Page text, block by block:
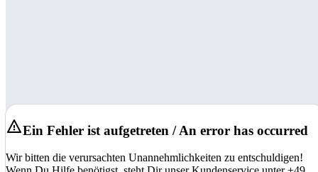
Ein Fehler ist aufgetreten / An error has occurred
Wir bitten die verursachten Unannehmlichkeiten zu entschuldigen!